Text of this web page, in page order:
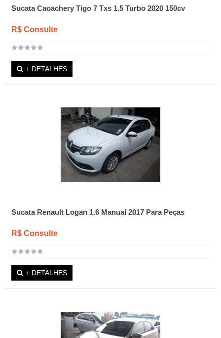
Sucata Caoachery Tigo 7 Txs 1.5 Turbo 2020 150cv
R$ Consulte
+ DETALHES
Sucata Renault Logan 1.6 Manual 2017 Para Peças
R$ Consulte
+ DETALHES